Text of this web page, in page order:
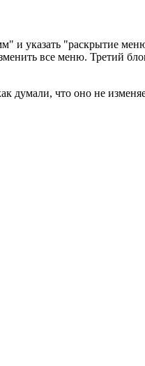
и указать "раскрытие
все меню. Третий
думали, что оно не